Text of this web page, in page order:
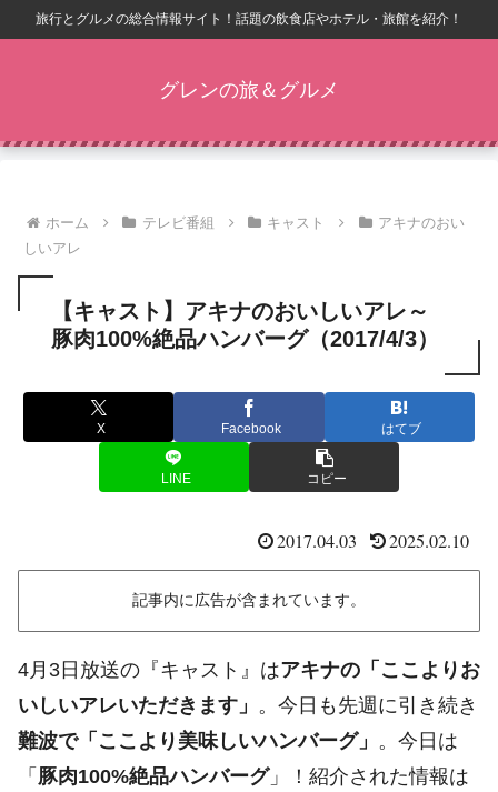
旅行とグルメの総合情報サイト！話題の飲食店やホテル・旅館を紹介！
グレンの旅＆グルメ
ホーム テレビ番組 キャスト
アキナのおい
しいアレ
【キャスト】アキナのおいしいアレ～
豚肉100%絶品ハンバーグ（2017/4/3）
X Facebook はてブ
LINE コピー
2017.04.03 2025.02.10
記事内に広告が含まれています。
4月3日放送の『キャスト』はアキナの「ここよりお
いしいアレいただきます」 。今日も先週に引き続き
難波で「ここより美味しいハンバーグ」 。今日は
「 豚肉100%絶品ハンバーグ」！紹介された情報は